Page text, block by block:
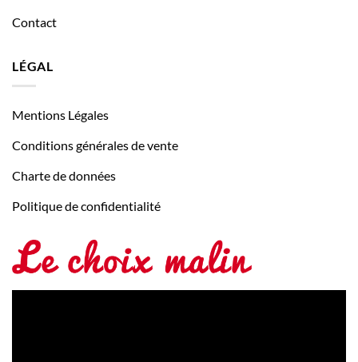
Contact
LÉGAL
Mentions Légales
Conditions générales de vente
Charte de données
Politique de confidentialité